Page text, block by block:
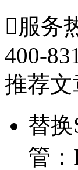
服务
400-
推荐文
替
管：